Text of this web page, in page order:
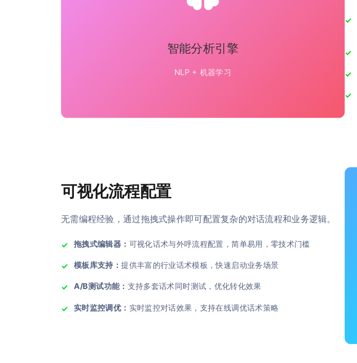
智能分析引擎
NLP + 机器学习
可视化流程配置
无需编程经验，通过拖拽式操作即可配置复杂的对话流程和业务逻辑。
拖拽式编辑器： 可视化话术与外呼流程配置，简单易用，零技术门槛
模板库支持：提供丰富的行业话术模板，快速启动业务场景
A/B测试功能： 支持多套话术同时测试，优化转化效果
实时监控调优： 实时监控对话效果，支持在线调优话术策略